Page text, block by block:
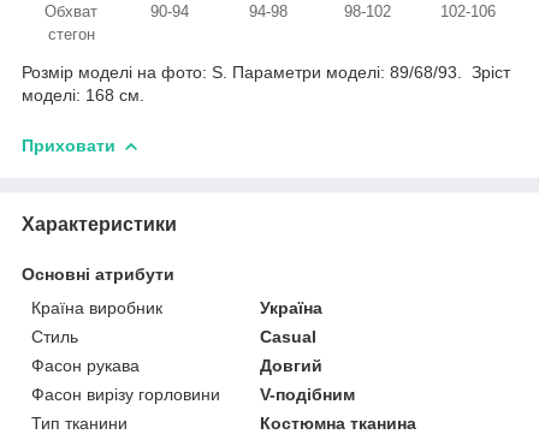
Обхват
стегон
90-94 94-98 98-102 102-106
Розмір моделі на фото: S. Параметри моделі: 89/68/93. Зріст
моделі: 168 см.
Приховати
Характеристики
Основні атрибути
Країна виробник
Україна
Стиль
Casual
Фасон рукава
Довгий
Фасон вирізу горловини
V-подібним
Тип тканини
Костюмна тканина